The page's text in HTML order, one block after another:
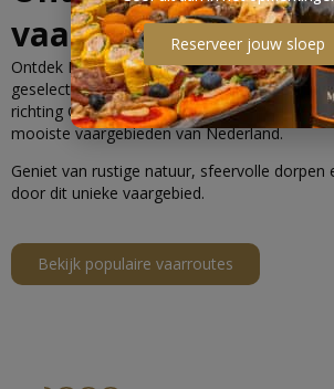
vaarroutes in
Ontdek Friesland vanaf het water met onze
geselecteerde vaarroutes. Vanuit Terherne
richting Grou, Akkrum, Sneek en de Friese
mooiste vaargebieden van Nederland.
Geniet van rustige natuur, sfeervolle dorpen
door dit unieke vaargebied.
Bekijk populaire vaarroutes
Reserveer jouw sloep